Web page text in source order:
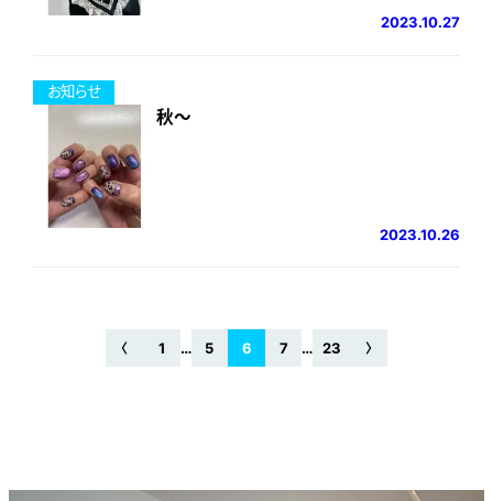
2023.10.27
お知らせ
秋～
2023.10.26
1 … 5 6 7 … 23